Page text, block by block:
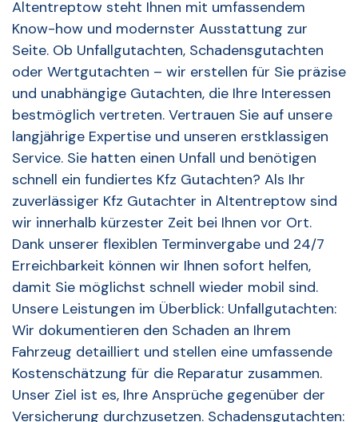
Altentreptow steht Ihnen mit umfassendem
Know-how und modernster Ausstattung zur
Seite. Ob Unfallgutachten, Schadensgutachten
oder Wertgutachten – wir erstellen für Sie präzise
und unabhängige Gutachten, die Ihre Interessen
bestmöglich vertreten. Vertrauen Sie auf unsere
langjährige Expertise und unseren erstklassigen
Service. Sie hatten einen Unfall und benötigen
schnell ein fundiertes Kfz Gutachten? Als Ihr
zuverlässiger Kfz Gutachter in Altentreptow sind
wir innerhalb kürzester Zeit bei Ihnen vor Ort.
Dank unserer flexiblen Terminvergabe und 24/7
Erreichbarkeit können wir Ihnen sofort helfen,
damit Sie möglichst schnell wieder mobil sind.
Unsere Leistungen im Überblick: Unfallgutachten:
Wir dokumentieren den Schaden an Ihrem
Fahrzeug detailliert und stellen eine umfassende
Kostenschätzung für die Reparatur zusammen.
Unser Ziel ist es, Ihre Ansprüche gegenüber der
Versicherung durchzusetzen. Schadensgutachten: